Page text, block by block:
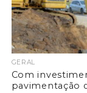
GERAL
Com
pavimentação